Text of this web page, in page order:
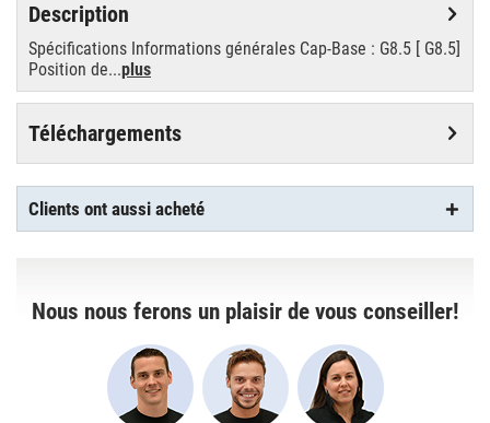
Description
Spécifications Informations générales Cap-Base : G8.5 [ G8.5]
Position de...plus
Téléchargements
Clients ont aussi acheté
Nous nous ferons un plaisir de vous conseiller!